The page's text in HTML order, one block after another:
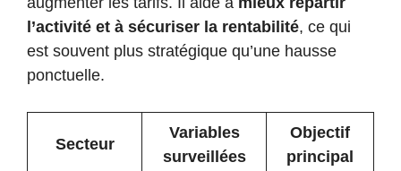
l’activité et à sécuriser la rentabilité, ce qui
est souvent plus stratégique qu’une hausse
ponctuelle.
Secteur
Variables
surveillées
Objectif
principal